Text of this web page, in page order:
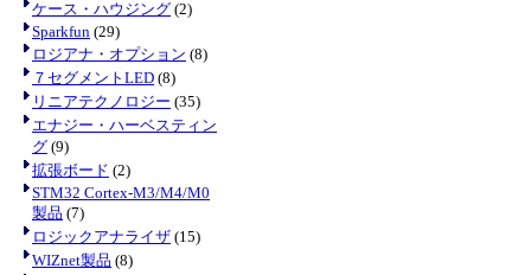
ケース・ハウジング (2)
Sparkfun (29)
ロジアナ・オプション (8)
７セグメントLED (8)
リニアテクノロジー (35)
エナジー・ハーベスティン
グ (9)
拡張ボード (2)
STM32 Cortex-M3/M4/M0
製品 (7)
ロジックアナライザ (15)
WIZnet製品 (8)